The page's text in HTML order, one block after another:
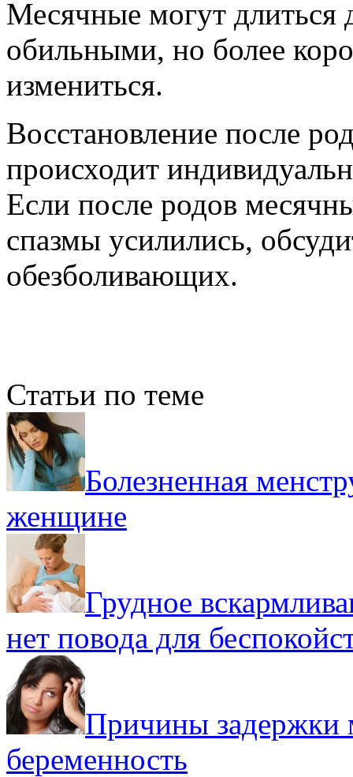
Месячные могут длиться
обильными, но более
измениться.
Восстановление после
происходит
Если после родов
спазмы усилились,
обезболивающих.
Статьи по теме
Болезненная
женщине
Грудное
нет повода для
Причины задержки
беременность